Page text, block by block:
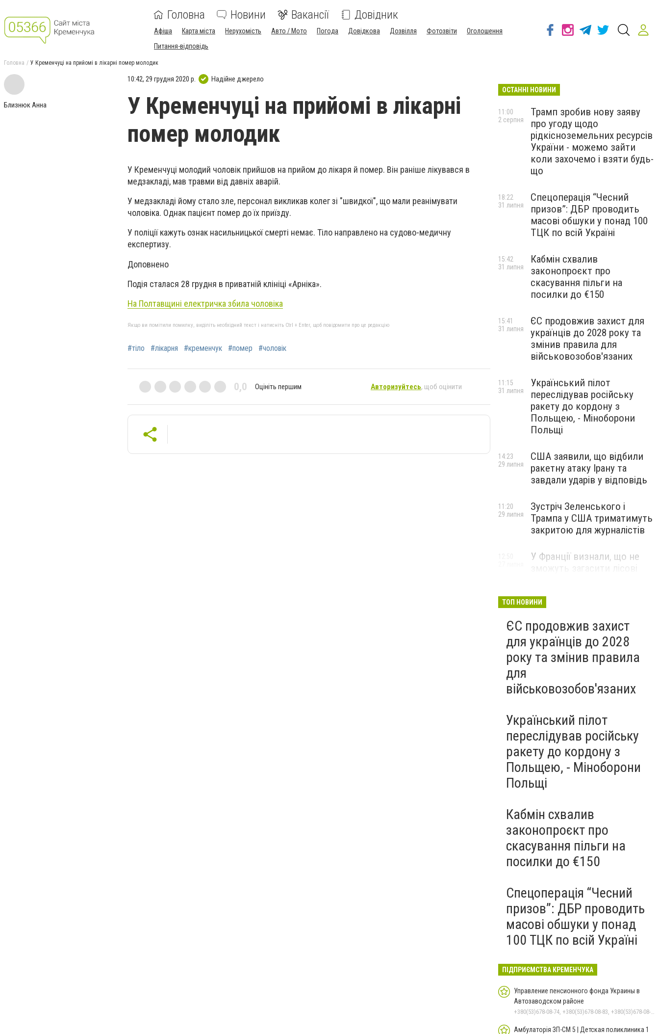
Головна Новини Вакансії Довідник
Афіша Карта міста Нерухомість Авто / Мото Погода Довідкова Дозвілля Фотозвіти
Оголошення
Питання-відповідь
Головна У Кременчуці на прийомі в лікарні помер молодик
Близнюк Анна
10:42, 29 грудня 2020 р. Надійне джерело
У Кременчуці на прийомі в лікарні
помер молодик
У Кременчуці молодий чоловік прийшов на прийом до лікаря й помер. Він раніше лікувався в
медзакладі, мав травми від давніх аварій.
У медзакладі йому стало зле, персонал викликав колег зі "швидкої", що мали реанімувати
чоловіка. Однак пацієнт помер до їх приїзду.
У поліції кажуть ознак насильницької смерті немає. Тіло направлено на судово-медичну
експертизу.
Доповнено
Подія сталася 28 грудня в приватній клініці «Арніка».
На Полтавщині електричка збила чоловіка
Якщо ви помітили помилку, виділіть необхідний текст і натисніть Ctrl + Enter, щоб повідомити про це редакцію
#тіло #лікарня #кременчук #помер #чоловік
0,0 Оцініть першим Авторизуйтесь, щоб оцінити
ОСТАННІ НОВИНИ
Трамп зробив нову заяву
про угоду щодо
рідкісноземельних ресурсів
України - можемо зайти
коли захочемо і взяти будь-
що
11:00
2 серпня
Спецоперація “Чесний
призов”: ДБР проводить
масові обшуки у понад 100
ТЦК по всій Україні
18:22
31 липня
Кабмін схвалив
законопроєкт про
скасування пільги на
посилки до €150
15:42
31 липня
ЄС продовжив захист для
українців до 2028 року та
змінив правила для
військовозобов'язаних
15:41
31 липня
Український пілот
переслідував російську
ракету до кордону з
Польщею, - Міноборони
Польщі
11:15
31 липня
США заявили, що відбили
ракетну атаку Ірану та
завдали ударів у відповідь
14:23
29 липня
Зустріч Зеленського і
Трампа у США триматимуть
закритою для журналістів
11:20
29 липня
У Франції визнали, що не
ТОП НОВИНИ
ЄС продовжив захист
для українців до 2028
року та змінив правила
для
військовозобов'язаних
Український пілот
переслідував російську
ракету до кордону з
Польщею, - Міноборони
Польщі
Кабмін схвалив
законопроєкт про
скасування пільги на
посилки до €150
Спецоперація “Чесний
призов”: ДБР проводить
масові обшуки у понад
100 ТЦК по всій Україні
ПІДПРИЄМСТВА КРЕМЕНЧУКА
Управление пенсионного фонда Украины в
Автозаводском районе
+380(53)678-08-74, +380(53)678-08-83, +380(53)678-08-41, +380(53)678-08-86, +380(53)678-09-05
Амбулаторія ЗП-СМ 5 | Детская поликлиника 1